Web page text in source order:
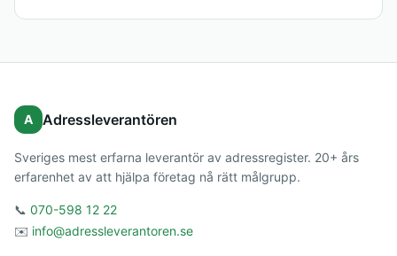
A Adressleverantören
Sveriges mest erfarna leverantör av adressregister. 20+ års
erfarenhet av att hjälpa företag nå rätt målgrupp.
📞 070-598 12 22
✉️ info@adressleverantoren.se